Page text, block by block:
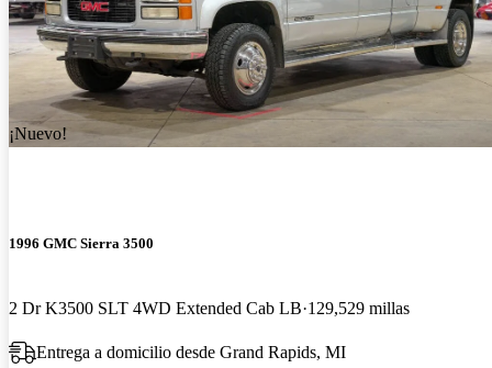
¡Nuevo!
1996 GMC Sierra 3500
2 Dr K3500 SLT 4WD Extended Cab LB 129,529 millas
Entrega a domicilio desde Grand Rapids, MI